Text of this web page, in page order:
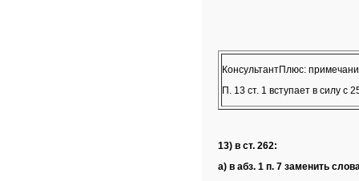
КонсультантПлюс:
П. 13 ст. 1 вступает в силу с
13) в ст. 262:
а) в абз. 1 п. 7 заменить